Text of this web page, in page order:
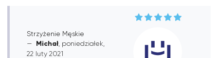
Strzyżenie Męskie
Michał , poniedziałek,
22 luty 2021